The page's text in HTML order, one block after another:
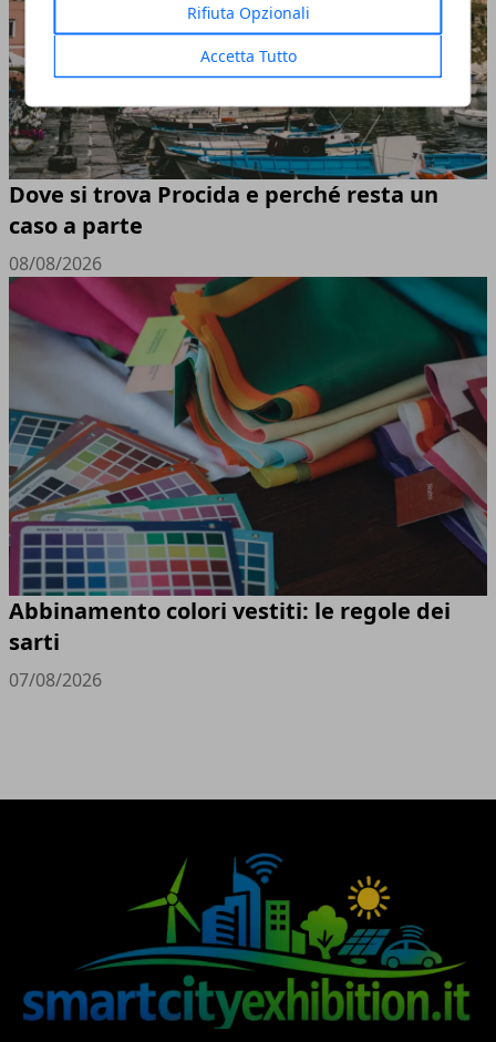
Rifiuta Opzionali
Accetta Tutto
Dove si trova Procida e perché resta un
caso a parte
08/08/2026
Abbinamento colori vestiti: le regole dei
sarti
07/08/2026